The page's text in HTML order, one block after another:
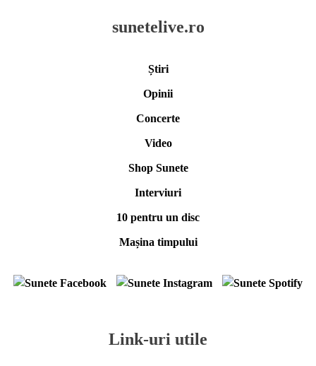
sunetelive.ro
Știri
Opinii
Concerte
Video
Shop Sunete
Interviuri
10 pentru un disc
Mașina timpului
Link-uri utile